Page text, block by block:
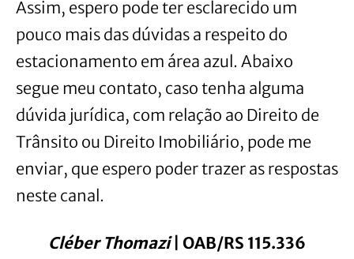
Assim, espero pode ter esclarecido um
pouco mais das dúvidas a respeito do
estacionamento em área azul. Abaixo
segue meu contato, caso tenha alguma
dúvida jurídica, com relação ao Direito de
Trânsito ou Direito Imobiliário, pode me
enviar, que espero poder trazer as respostas
neste canal.
Cléber Thomazi| OAB/RS 115.336